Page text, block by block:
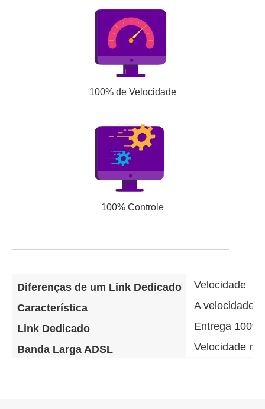
100% de Velocidade
100% Controle
Diferenças de um Link Dedicado
Característica
Link Dedicado
Banda Larga ADSL
Velocidade
A velocidade
Entrega
Velocidade